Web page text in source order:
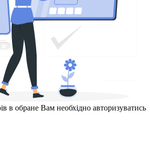
в обране Вам необхідно авторизуватись